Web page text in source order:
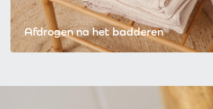
Afdrogen na het badderen